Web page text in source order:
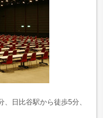
日比谷駅から徒歩5分、